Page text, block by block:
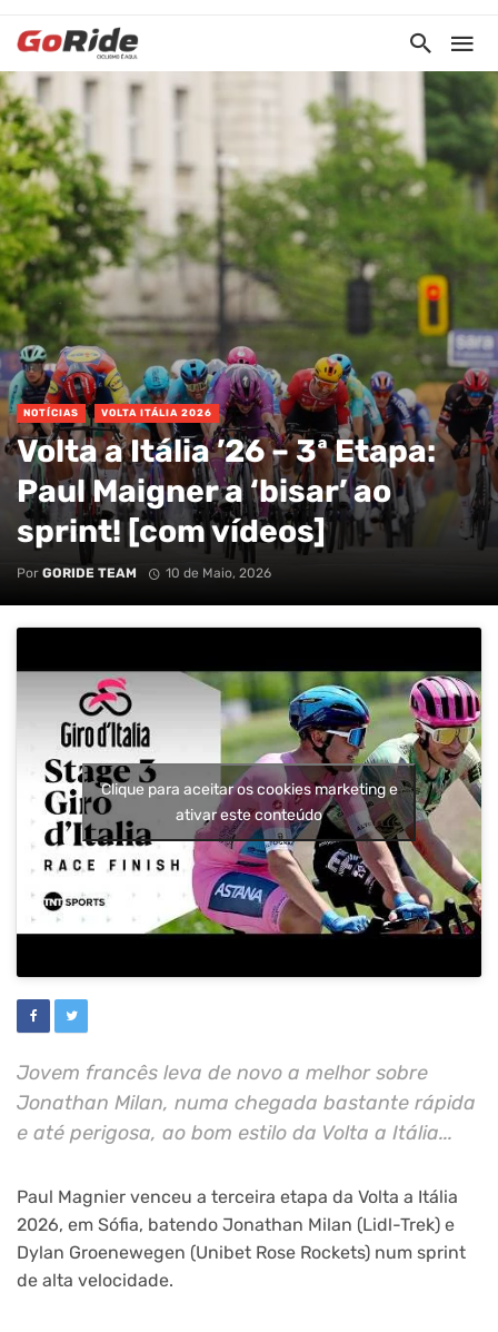
NOTÍCIAS VOLTA ITÁLIA 2026
Volta a Itália ’26 – 3ª Etapa:
Paul Maigner a ‘bisar’ ao
sprint! [com vídeos]
Por GORIDE TEAM 10 de Maio, 2026
Clique para aceitar os cookies marketing e
ativar este conteúdo
Jovem francês leva de novo a melhor sobre
Jonathan Milan, numa chegada bastante rápida
e até perigosa, ao bom estilo da Volta a Itália...
Paul Magnier venceu a terceira etapa da Volta a Itália
2026, em Sófia, batendo Jonathan Milan (Lidl-Trek) e
Dylan Groenewegen (Unibet Rose Rockets) num sprint
de alta velocidade.